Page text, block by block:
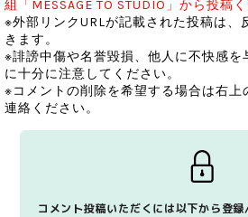
組「MESSAGE TO STUDIO」から投稿く
※外部リンクURLが記載された投稿は、
きます。
※誹謗中傷や名誉毀損、他人に不快感を
に十分に注意してください。
※コメントの削除を希望する場合は右上
連絡ください。
コメント投稿いただくには以下から登